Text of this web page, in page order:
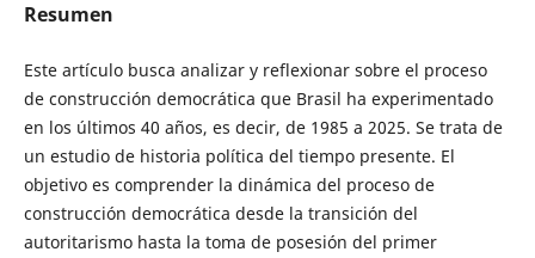
Resumen
Este artículo busca analizar y reflexionar sobre el proceso
de construcción democrática que Brasil ha experimentado
en los últimos 40 años, es decir, de 1985 a 2025. Se trata de
un estudio de historia política del tiempo presente. El
objetivo es comprender la dinámica del proceso de
construcción democrática desde la transición del
autoritarismo hasta la toma de posesión del primer